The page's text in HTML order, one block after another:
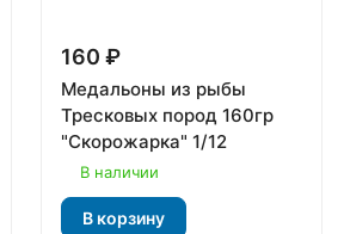
160 ₽
Медальоны из рыбы
Тресковых пород 160гр
"Скорожарка" 1/12
В наличии
В корзину